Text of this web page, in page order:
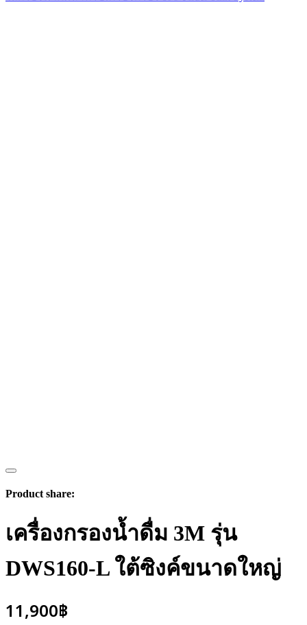
Product share:
เครื่องกรองน้ำดื่ม 3M รุ่น
DWS160-L ใต้ซิงค์ขนาดใหญ่
11,900฿